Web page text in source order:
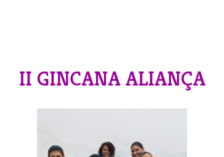
II GINCANA ALIANÇA